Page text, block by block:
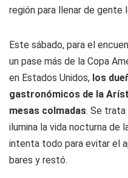
región para llenar de gente
Este sábado, para el
un pase más de la Copa
en Estados Unidos, los
gastronómicos de la
mesas colmadas. Se trata
ilumina la vida nocturna de
intenta todo para evitar el
bares y restó.